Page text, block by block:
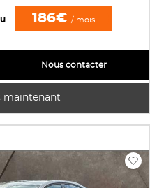
186€ / mois
maintenant
Nous contacter